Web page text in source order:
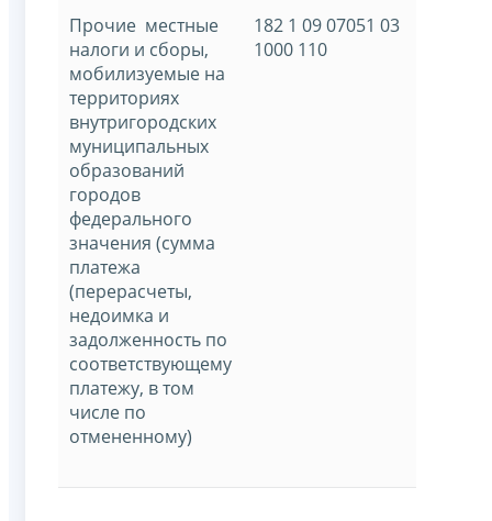
Прочие местные
налоги и сборы,
мобилизуемые на
территориях
внутригородских
муниципальных
образований
городов
федерального
значения (сумма
платежа
(перерасчеты,
недоимка и
задолженность по
соответствующему
платежу, в том
числе по
отмененному)
182 1 09 07051 03
1000 110